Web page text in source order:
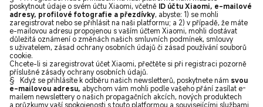
poskytnout údaje o svém účtu Xiaomi, včetně ID účtu Xiaomi, e-mailové
adresy, profilové fotografie a přezdívky, abyste: 1) se mohli
zaregistrovat nebo se přihlásit na naši platformu; a 2) v případě, že máte
e-mailovou adresu propojenou s vaším účtem Xiaomi, mohli dostávat
důležitá oznámení o změnách našich smluvních podmínek, smlouvy
s uživatelem, zásad ochrany osobních údajů či zásad používání souborů
cookie.
Chcete-li si zaregistrovat účet Xiaomi, přečtěte si při registraci pozorně
příslušné zásady ochrany osobních údajů.
§ Když se přihlásíte k odběru našich newsletterů, poskytnete nám svou
e-mailovou adresu, abychom vám mohli podle vašeho přání zasílat e-
mailem newslettery o našich propagačních akcích, nových produktech
a průzkumy vaší spokojenosti s touto platformou a souvisejícími službami